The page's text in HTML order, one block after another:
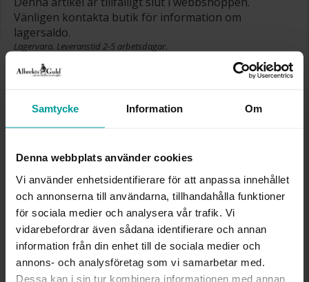
Samtycke Information Om
Denna webbplats använder cookies
Vi använder enhetsidentifierare för att anpassa innehållet
och annonserna till användarna, tillhandahålla funktioner
för sociala medier och analysera vår trafik. Vi
vidarebefordrar även sådana identifierare och annan
information från din enhet till de sociala medier och
annons- och analysföretag som vi samarbetar med.
Dessa kan i sin tur kombinera informationen med annan
Vänligen kontakta butik för information om
lagersaldo.
Lagervara. Leveranstid 2-5 arbetsdagar.
✅ Öppet köp i 30 dagar vid onlineköp.
SLUT I LAGER
INFO
DIAMETER CA (CM)
11
HÖJD CA (CM)
6.5
VARUMÄRKE
Albrekts Guld